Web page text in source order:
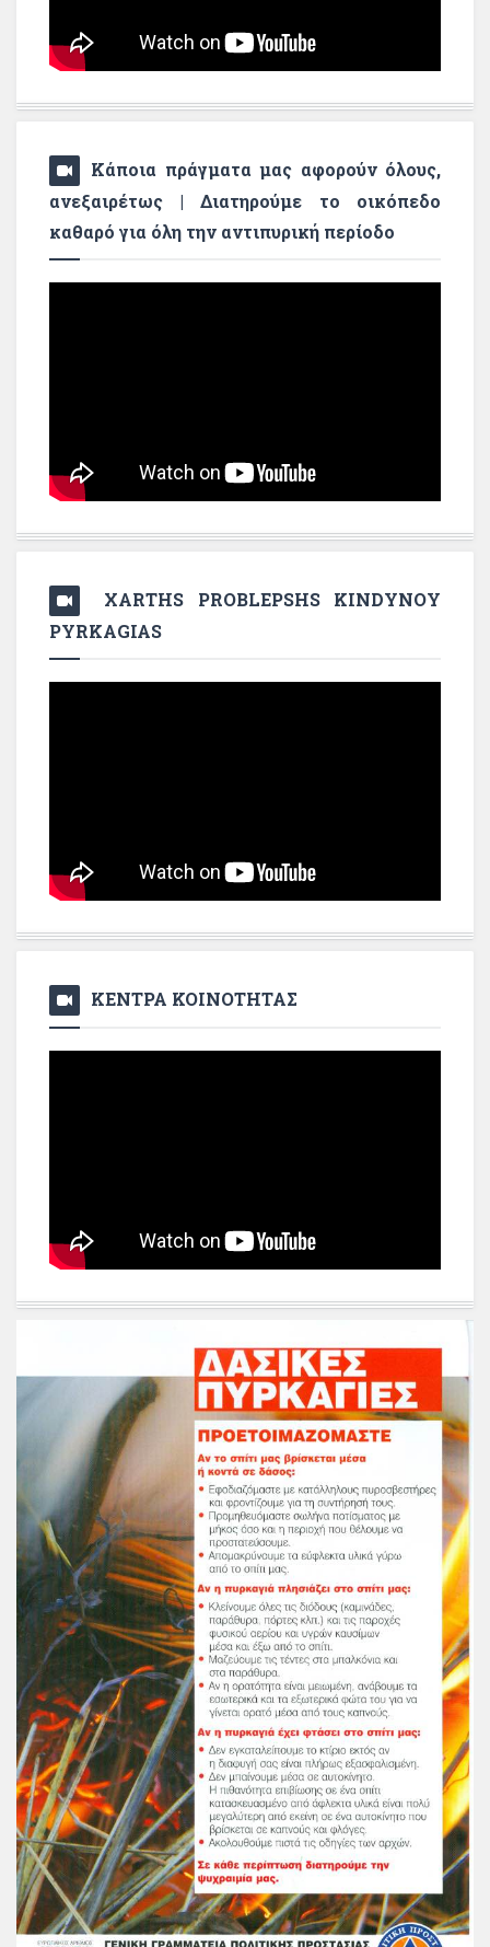
Κάποια πράγματα μας αφορούν όλους,
ανεξαιρέτως | Διατηρούμε το οικόπεδο
καθαρό για όλη την αντιπυρική περίοδο
XARTHS PROBLEPSHS KINDYNOY
PYRKAGIAS
ΚΕΝΤΡΑ ΚΟΙΝΟΤΗΤΑΣ